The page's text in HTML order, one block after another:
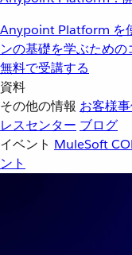
Anypoint Platform を
ンの基礎を学ぶための
無料で受講する
資料
その他の情報 お客様
レスセンター ブログ
イベント MuleSoft
ント